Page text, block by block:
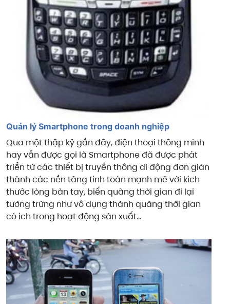
Quản lý Smartphone trong doanh nghiệp
Qua một thập kỷ gần đây, điện thoại thông minh
hay vẫn được gọi là Smartphone đã được phát
triển từ các thiết bị truyền thông di động đơn giản
thành các nền tảng tính toán mạnh mẽ với kích
thước lòng bàn tay, biến quãng thời gian đi lại
tưởng trừng như vô dụng thành quãng thời gian
có ích trong hoạt động sản xuất...